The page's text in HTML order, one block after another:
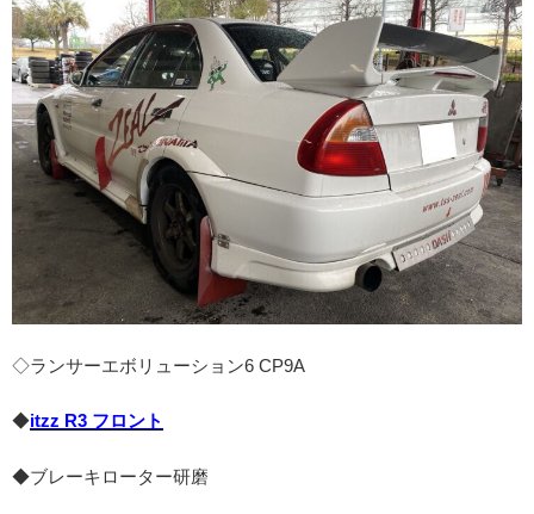
◇ランサーエボリューション6 CP9A
◆itzz R3 フロント
◆ブレーキローター研磨